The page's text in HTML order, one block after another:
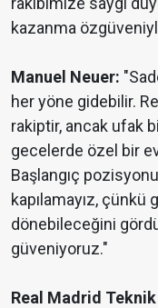
kazanma
Manuel Neuer:
her yöne gidebilir.
rakiptir, ancak ufak
gecelerde özel bir
Başlangıç
kapılamayız, çünkü
dönebileceğini
güveniyoruz."
Real Madrid